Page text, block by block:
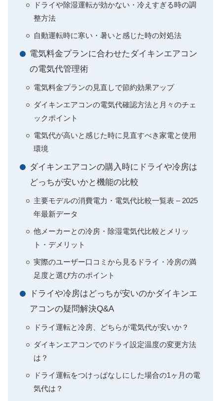
ドライや除湿運転が効かない・冷えすぎる時の調
整方法
自動運転時に寒い・暑いと感じた時の対処法
電気料金プランに合わせたダイキンエアコン
の電気代管理術
電気料金プランの見直しで節約効果アップ
ダイキンエアコンの電気代確認方法と月々のチェ
ックポイント
電気代が高いと感じた時に見直すべき家電と使用
環境
ダイキンエアコンの購入時にドライや冷房は
どっちが安いかと機能の比較
主要モデルの消費電力・電気代比較一覧表 – 2025
年最新データ
他メーカーとの冷房・除湿電気代比較とメリッ
ト・デメリット
実際のユーザー口コミから見るドライ・冷房の満
足度と選び方のポイント
ドライや冷房はどっちが安いのかダイキンエ
アコンの疑問解決Q&A
ドライ運転と冷房、どちらが電気代が安いか？
ダイキンエアコンでのドライ設定温度の変更方法
は？
ドライ運転をつけっぱなしにした場合の1ヶ月の電
気代は？